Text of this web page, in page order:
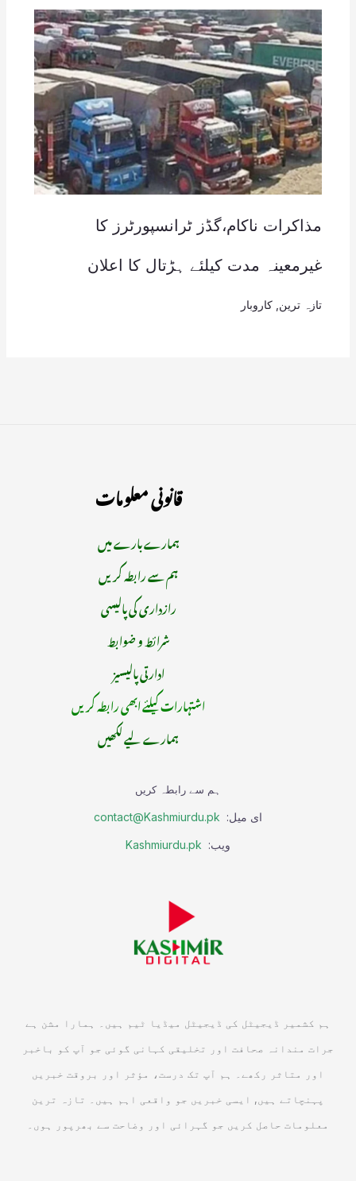
مذاکرات ناکام،گڈز ٹرانسپورٹرز کا
غیرمعینہ مدت کیلئے ہڑتال کا اعلان
تازہ ترین کاروبار
قانونی معلومات
ہمارے بارے میں
ہم سے رابطہ کریں
رازداری کی پالیسی
شرائط و ضوابط
ادارتی پالیسیز
اشتہارات کیلئے ابھی رابطہ کریں
ہمارے لیے لکھیں
ہم سے رابطہ کریں
ای میل: contact@Kashmiurdu.pk
ویب: Kashmiurdu.pk
ہم کشمیر ڈیجیٹل کی ڈیجیٹل میڈیا ٹیم ہیں۔ ہمارا مشن ہے
جرات مندانہ صحافت اور تخلیقی کہانی گوئی جو آپ کو باخبر
اور متاثر رکھے۔ ہم آپ تک درست، مؤثر اور بروقت خبریں
پہنچاتے ہیں, ایسی خبریں جو واقعی اہم ہیں۔ تازہ ترین
معلومات حاصل کریں جو گہرائی اور وضاحت سے بھرپور ہوں۔